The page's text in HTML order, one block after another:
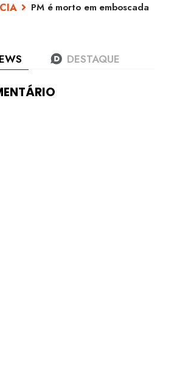
PM é morto em emboscada